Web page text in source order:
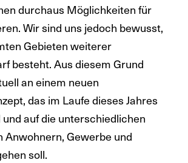
durchaus Möglichkeiten für
Wir sind uns jedoch bewusst,
Gebieten weiterer
besteht. Aus diesem Grund
an einem neuen
das im Laufe dieses Jahres
auf die unterschiedlichen
Anwohnern, Gewerbe und
soll.